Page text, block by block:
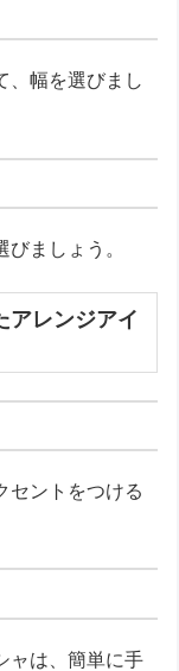
、幅を選びまし
ましょう。
アレンジアイ
セントをつける
ャは、簡単に手